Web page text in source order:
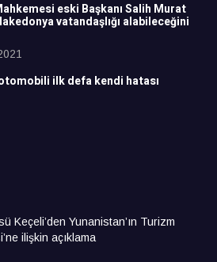
eski Başkanı Salih Murat
vatandaşlığı alabileceğini
ilk defa kendi hatası
Keçeli’den Yunanistan’ın Turizm
ilişkin açıklama